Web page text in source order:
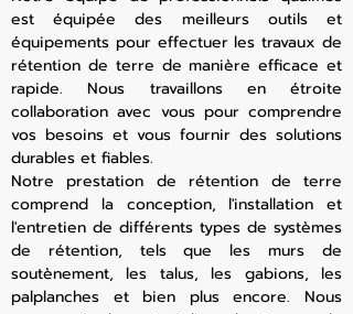
est équipée des meilleurs outils et
équipements pour effectuer les travaux de
rétention de terre de manière efficace et
rapide. Nous travaillons en étroite
collaboration avec vous pour comprendre
vos besoins et vous fournir des solutions
durables et fiables.
Notre prestation de rétention de terre
comprend la conception, l'installation et
l'entretien de différents types de systèmes
de rétention, tels que les murs de
soutènement, les talus, les gabions, les
palplanches et bien plus encore. Nous